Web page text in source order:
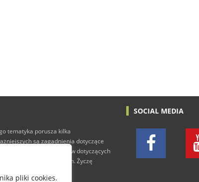
pliki cookies.
tematyka porusza kilka
są zagadnienia dotyczące
również typowych tekstów dotyczących
gier komputerowych. Życzę
SOCIAL MEDIA